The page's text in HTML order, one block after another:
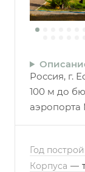
Россия, г.
100 м до
Год
Корпуса —